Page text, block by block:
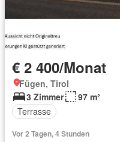
€ 2 400/Monat
Fügen, Tirol
3 Zimmer
97 m²
Terrasse
Vor 2 Tagen, 4 Stunden